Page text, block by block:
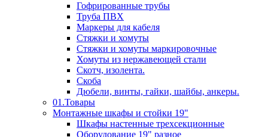
Гофрированные трубы
Труба ПВХ
Маркеры для кабеля
Стяжки и хомуты
Стяжки и хомуты маркировочные
Хомуты из нержавеющей стали
Скотч, изолента.
Скоба
Дюбели, винты, гайки, шайбы, анкеры.
01.Товары
Монтажные шкафы и стойки 19"
Шкафы настенные трехсекционные
Оборудование 19" разное